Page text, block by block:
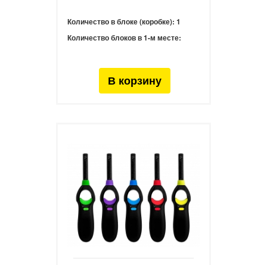
Количество в блоке (коробке): 1
Количество блоков в 1-м месте: